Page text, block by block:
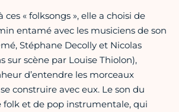
« folksongs », elle a choisi de
entamé avec les musiciens de son
Stéphane Decolly et Nicolas
sur scène par Louise Thiolon),
d’entendre les morceaux
construire avec eux. Le son du
folk et de pop instrumentale, qui